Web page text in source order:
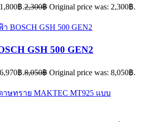
฿.2,300฿ Original price was: 2,300฿.
GSH 500 GEN2
฿.8,050฿ Original price was: 8,050฿.